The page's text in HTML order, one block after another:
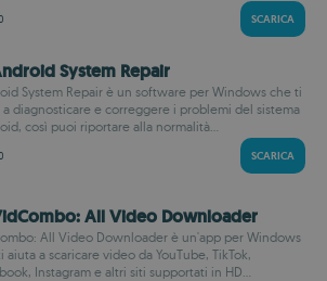
SCARICA
System Repair
System Repair è un software per Windows che ti
a diagnosticare e correggere i problemi del sistema
così puoi riportare alla normalità...
SCARICA
All Video Downloader
All Video Downloader è un'app per Windows
aiuta a scaricare video da YouTube, TikTok,
Instagram e altri siti supportati in HD...